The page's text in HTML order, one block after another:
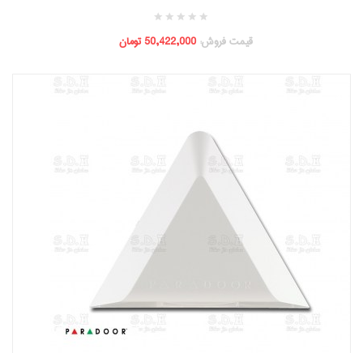
قیمت فروش:50,422,000 تومان